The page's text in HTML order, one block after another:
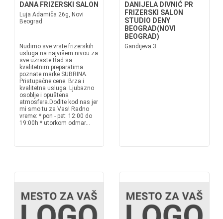
DANA FRIZERSKI SALON
Luja Adamiča 26g, Novi
Beograd
Nudimo sve vrste frizerskih
usluga na najvišem nivou za
sve uzraste.Rad sa
kvalitetnim preparatima
poznate marke SUBRINA.
Pristupačne cene. Brza i
kvalitetna usluga. Ljubazno
osoblje i opuštena
atmosfera.Dođite kod nas jer
mi smo tu za Vas! Radno
vreme: * pon - pet: 12:00 do
19:00h * utorkom odmar...
DANIJELA DIVNIĆ PR
FRIZERSKI SALON
STUDIO DENY
BEOGRAD(NOVI
BEOGRAD)
Gandijeva 3